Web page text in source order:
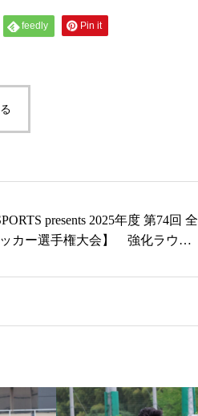
feedly Pin it
presents 2025年度 第74回 全
カー選手権大会】 強化ラウン